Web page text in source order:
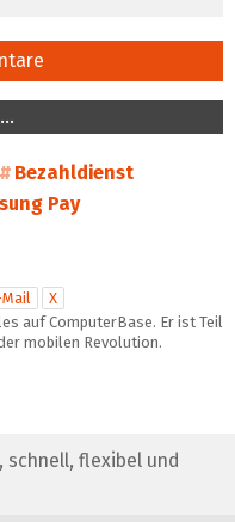
Bezahldienst
Pay
X
auf ComputerBase. Er ist Teil
mobilen Revolution.
schnell, flexibel und